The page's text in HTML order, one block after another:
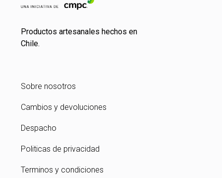
Productos artesanales hechos en
Chile.
Sobre nosotros
Cambios y devoluciones
Despacho
Politicas de privacidad
Terminos y condiciones